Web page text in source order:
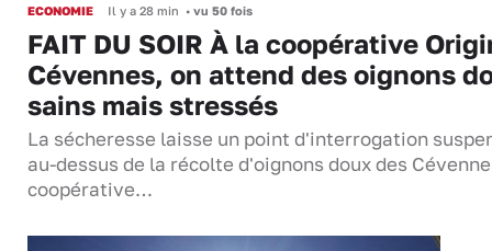
ECONOMIE Il y a 28 min • vu 50 fois
FAIT DU SOIR À la coopérative
Cévennes, on attend des oignons
sains mais stressés
La sécheresse laisse un point d'interrogation
au-dessus de la récolte d'oignons doux des
coopérative…